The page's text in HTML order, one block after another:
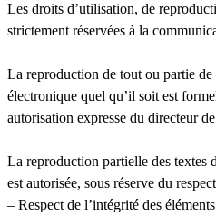
Les droits d’utilisation, de
strictement réservées à la
La reproduction de tout ou partie de
électronique quel qu’il soit est
autorisation expresse du directeur
La reproduction partielle des textes
est autorisée, sous réserve du
– Respect de l’intégrité des